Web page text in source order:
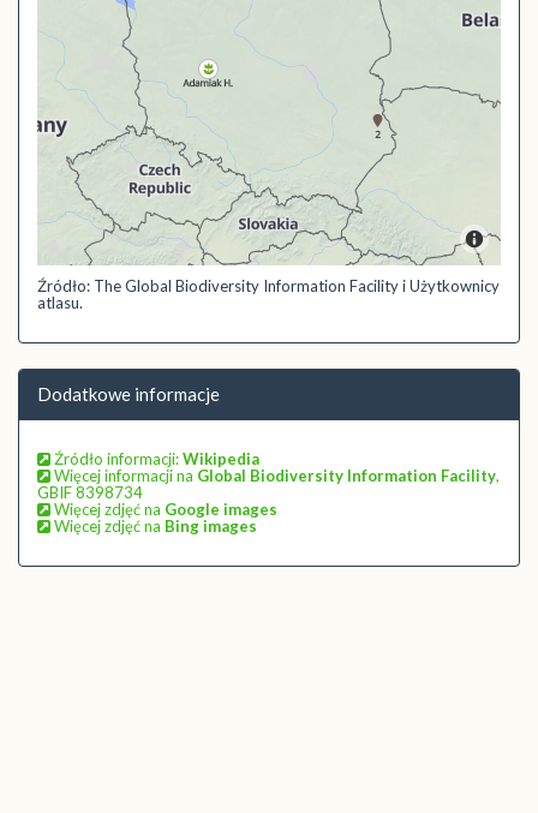
Źródło: The Global Biodiversity Information Facility i Użytkownicy
atlasu.
Dodatkowe informacje
Źródło informacji:Wikipedia
Więcej informacji na Global Biodiversity Information Facility,
GBIF 8398734
Więcej zdjęć na Google images
Więcej zdjęć na Bing images